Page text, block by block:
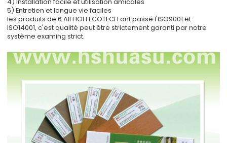
5) Entretien et longue vie faciles
les produits de 6.All HOH ECOTECH ont passé l'ISO9001 et
ISO14001, c'est qualité peut être strictement garanti par notre
système examing strict.